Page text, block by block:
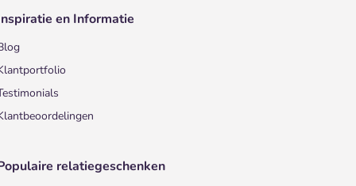
en Informatie
relatiegeschenken